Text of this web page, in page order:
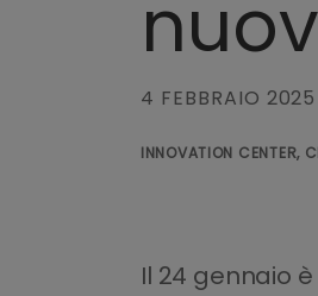
4 FEBBRAIO 2025
INNOVATION CENTER,
Il 24 gennaio